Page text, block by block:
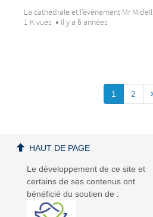
La cathédrale et l’événement Mr Midell
1 K vues
Il y a 6 années
1 2
Le développement de ce site et
certains de ses contenus ont
bénéficié du soutien de :
HAUT DE PAGE